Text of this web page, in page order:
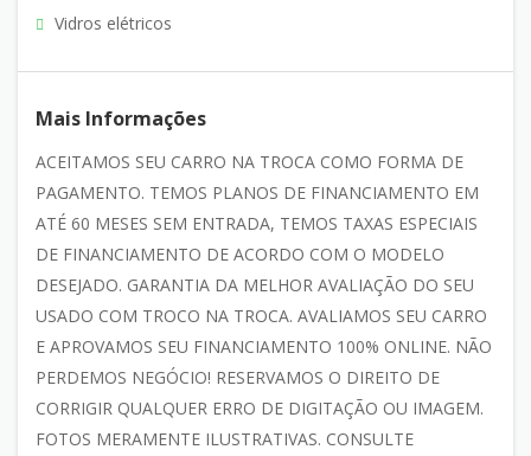
Vidros elétricos
Mais Informações
ACEITAMOS SEU CARRO NA TROCA COMO FORMA DE
PAGAMENTO. TEMOS PLANOS DE FINANCIAMENTO EM
ATÉ 60 MESES SEM ENTRADA, TEMOS TAXAS ESPECIAIS
DE FINANCIAMENTO DE ACORDO COM O MODELO
DESEJADO. GARANTIA DA MELHOR AVALIAÇÃO DO SEU
USADO COM TROCO NA TROCA. AVALIAMOS SEU CARRO
E APROVAMOS SEU FINANCIAMENTO 100% ONLINE. NÃO
PERDEMOS NEGÓCIO! RESERVAMOS O DIREITO DE
CORRIGIR QUALQUER ERRO DE DIGITAÇÃO OU IMAGEM.
FOTOS MERAMENTE ILUSTRATIVAS. CONSULTE